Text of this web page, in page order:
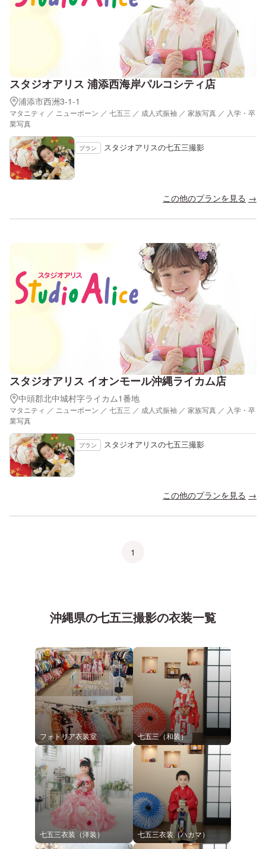
スタジオアリス 浦添西海岸パルコシティ店
浦添市西洲3-1-1
マタニティ ／ ニューボーン ／ 七五三 ／ 成人式振袖 ／ 家族写真 ／ 入学・卒
業写真
プラン スタジオアリスの七五三撮影
この他のプランを見る
スタジオアリス イオンモール沖縄ライカム店
中頭郡北中城村字ライカム1番地
マタニティ ／ ニューボーン ／ 七五三 ／ 成人式振袖 ／ 家族写真 ／ 入学・卒
業写真
プラン スタジオアリスの七五三撮影
この他のプランを見る
1
沖縄県の七五三撮影の衣装一覧
フォトリア衣装室 七五三（和装）
七五三衣装（洋装） 七五三衣装（ハカマ）